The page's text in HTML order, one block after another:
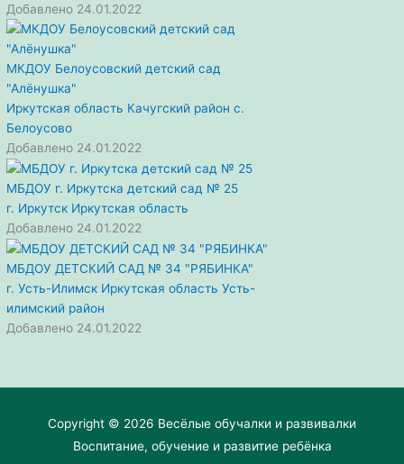
Добавлено 24.01.2022
МКДОУ Белоусовский детский сад
"Алёнушка"
Иркутская область Качугский район с.
Белоусово
Добавлено 24.01.2022
МБДОУ г. Иркутска детский сад № 25
г. Иркутск Иркутская область
Добавлено 24.01.2022
МБДОУ ДЕТСКИЙ САД № 34 "РЯБИНКА"
г. Усть-Илимск Иркутская область Усть-
илимский район
Добавлено 24.01.2022
Copyright © 2026 Весёлые обучалки и развивалки
Воспитание, обучение и развитие ребёнка